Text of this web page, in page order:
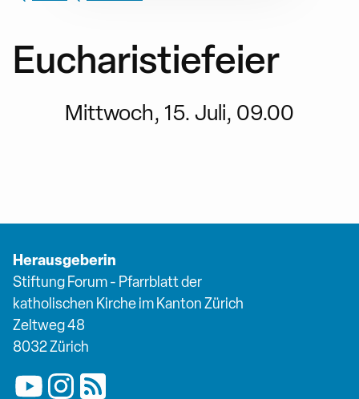
Eucharistiefeier
Mittwoch, 15. Juli, 09.00
Herausgeberin
Stiftung Forum - Pfarrblatt der
katholischen Kirche im Kanton Zürich
Zeltweg 48
8032 Zürich